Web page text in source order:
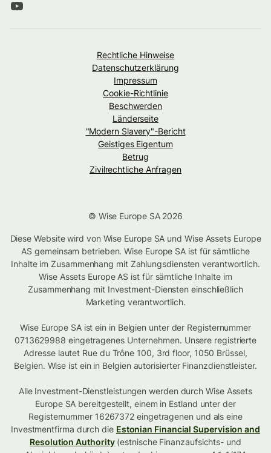
Rechtliche Hinweise
Datenschutzerklärung
Impressum
Cookie-Richtlinie
Beschwerden
Länderseite
"Modern Slavery"-Bericht
Geistiges Eigentum
Betrug
Zivilrechtliche Anfragen
© Wise Europe SA 2026
Diese Website wird von Wise Europe SA und Wise Assets Europe
AS gemeinsam betrieben. Wise Europe SA ist für sämtliche
Inhalte im Zusammenhang mit Zahlungsdiensten verantwortlich.
Wise Assets Europe AS ist für sämtliche Inhalte im
Zusammenhang mit Investment-Diensten einschließlich
Marketing verantwortlich.
Wise Europe SA ist ein in Belgien unter der Registernummer
0713629988 eingetragenes Unternehmen. Unsere registrierte
Adresse lautet Rue du Trône 100, 3rd floor, 1050 Brüssel,
Belgien. Wise ist ein in Belgien autorisierter Finanzdienstleister.
Alle Investment-Dienstleistungen werden durch Wise Assets
Europe SA bereitgestellt, einem in Estland unter der
Registernummer 16267372 eingetragenen und als eine
Investmentfirma durch die Estonian Financial Supervision and
Resolution Authority(estnische Finanzaufsichts- und